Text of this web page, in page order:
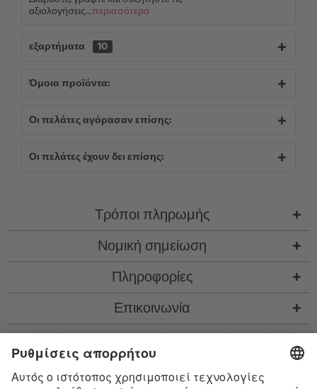
αξιολογήσεις...περισσότερα
εξαρτήματα 10
Όμοια προϊόντα:
Οι πελάτες αγόρασαν επίσης:
Οι πελάτες έχουν δει επίσης:
Τρόποι πληρωμής
Νομική σημείωση
Πληροφορίες
Επικοινωνία
παραλαβής, αν δεν περιγράφεται κάτι διαφορετικό